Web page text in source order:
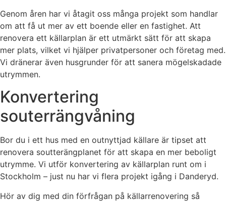
Genom åren har vi åtagit oss många projekt som handlar
om att få ut mer av ett boende eller en fastighet. Att
renovera ett källarplan är ett utmärkt sätt för att skapa
mer plats, vilket vi hjälper privatpersoner och företag med.
Vi dränerar även husgrunder för att sanera mögelskadade
utrymmen.
Konvertering
souterrängvåning
Bor du i ett hus med en outnyttjad källare är tipset att
renovera soutterängplanet för att skapa en mer beboligt
utrymme. Vi utför konvertering av källarplan runt om i
Stockholm – just nu har vi flera projekt igång i Danderyd.
Hör av dig med din förfrågan på källarrenovering så